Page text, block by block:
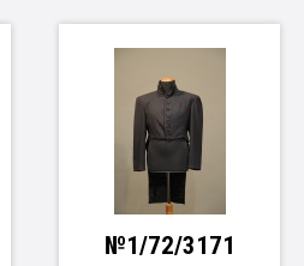
№1/72/3171